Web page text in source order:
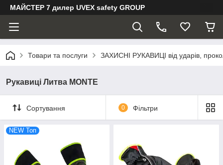
МАЙСТЕР 7 дилер UVEX safety GROUP
Товари та послуги ЗАХИСНІ РУКАВИЦІ від ударів,
Рукавиці Литва MONTE
Сортування 0 Фільтри
NEW Toп